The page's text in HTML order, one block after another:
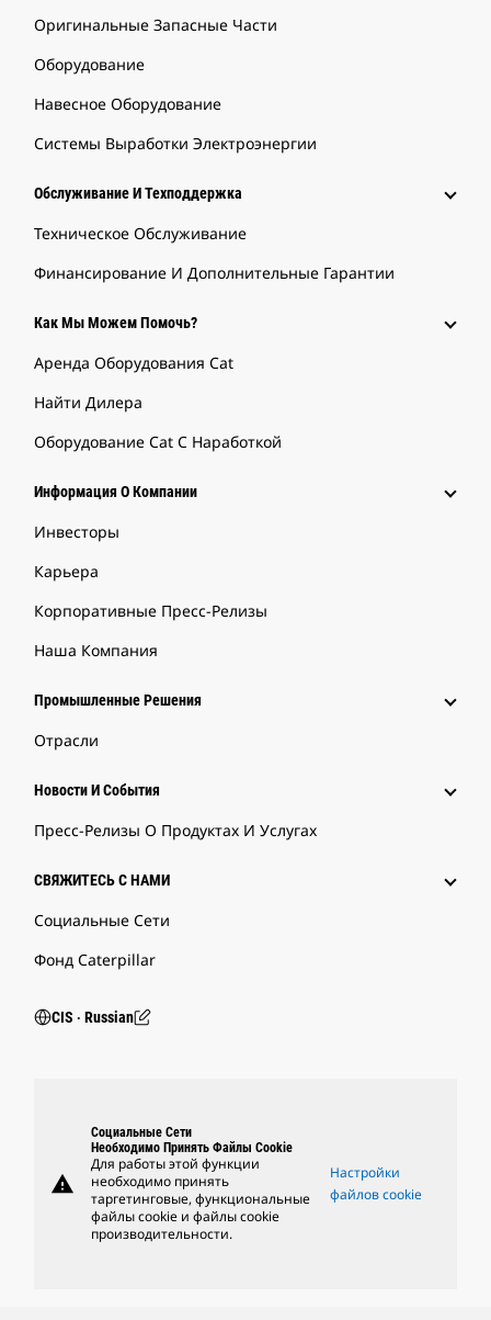
Оригинальные Запасные Части
Оборудование
Навесное Оборудование
Системы Выработки Электроэнергии
Обслуживание И Техподдержка
Техническое Обслуживание
Финансирование И Дополнительные Гарантии
Как Мы Можем Помочь?
Аренда Оборудования Cat
Найти Дилера
Оборудование Cat С Наработкой
Информация О Компании
Инвесторы
Карьера
Корпоративные Пресс-Релизы
Наша Компания
Промышленные Решения
Отрасли
Новости И События
Пресс-Релизы О Продуктах И Услугах
СВЯЖИТЕСЬ С НАМИ
Социальные Сети
Фонд Caterpillar
CIS ‧ Russian
warning
Социальные Сети
Необходимо Принять Файлы Cookie
Для работы этой функции
необходимо принять
таргетинговые, функциональные
файлы cookie и файлы cookie
производительности.
Настройки
файлов cookie